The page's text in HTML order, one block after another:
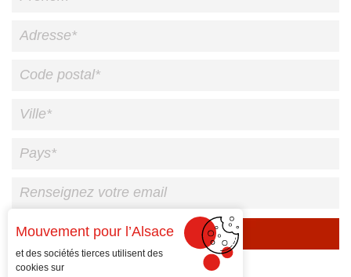
Veuillez
laisser
Mouvement pour l’Alsace
et des sociétés tierces utilisent des
cookies sur